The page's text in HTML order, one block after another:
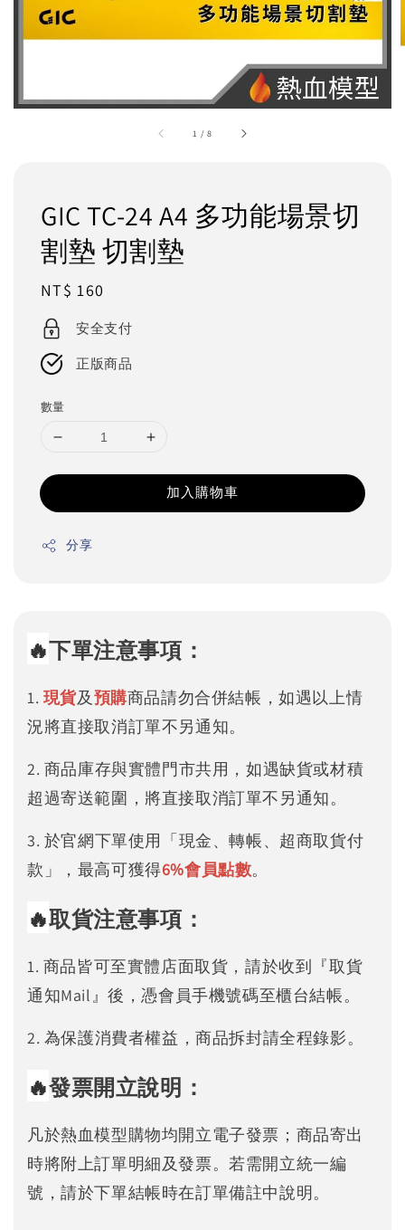
1 /8
GIC TC-24 A4 多功能場景切
割墊 切割墊
Regular
price
NT$ 160
安全支付
正版商品
數量
加入購物車
分享
🔥下單注意事項：
1. 現貨及預購商品請勿合併結帳，如遇以上情
況將直接取消訂單不另通知。
2. 商品庫存與實體門市共用，如遇缺貨或材積
超過寄送範圍，將直接取消訂單不另通知。
3. 於官網下單使用「現金、轉帳、超商取貨付
款」，最高可獲得6%會員點數。
🔥取貨注意事項：
1. 商品皆可至實體店面取貨，請於收到『取貨
通知Mail』後，憑會員手機號碼至櫃台結帳。
2. 為保護消費者權益，商品拆封請全程錄影。
🔥發票開立說明：
凡於熱血模型購物均開立電子發票；商品寄出
時將附上訂單明細及發票。若需開立統一編
號，請於下單結帳時在訂單備註中說明。